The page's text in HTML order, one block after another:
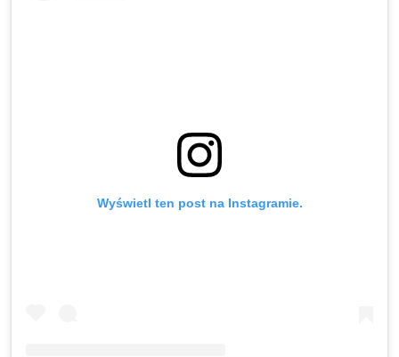
Wyświetl ten post na Instagramie.